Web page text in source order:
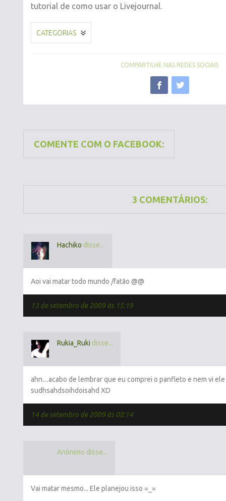
tutorial de como usar o Livejournal.
CATEGORIAS
COMPARTILHE NAS REDES SOCIAIS
COMENTE COM O FACEBOOK:
3 COMENTÁRIOS:
Hachiko disse...
Aoi vai matar todo mundo /fatão @@
13 de setembro de 2009 às 15:19
Rukia_Ruki disse...
ahn....acabo de lembrar que eu comprei o panfleto e nem vi ele
sudhsahdsoihdoisahd XD
14 de setembro de 2009 às 08:14
Anônimo disse...
Vai matar mesmo... Ele planejou isso =_=